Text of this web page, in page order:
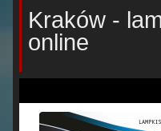
Kraków -
online